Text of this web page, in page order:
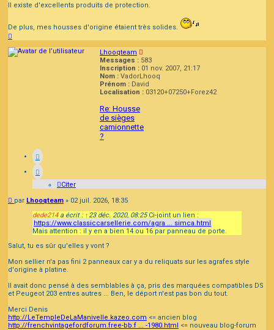
Il existe d'excellents produits de protection.
De plus, mes housses d'origine étaient très solides.
Lhooqteam
Messages : 583
Inscription : 01 nov. 2007, 21:17
Nom : VadorLhooq
Prénom : David
Localisation : 03120+07250+Forez42
Re: Housse
de sièges
camionnette
?
Citer
Message
par Lhooqteam » 02 juil. 2026, 18:35
dede214a écrit : ↑23 déc. 2020, 08:25Ci-joint un lien :
https://www.classiccarsellerie.com/agra ... simca.html
Mais attention : il y en a bien 14 ou 16 par panneau de porte.
Salut, tu es sûr qu'elles y vont ?
Mon sellier n'a pas fini 2 panneaux car y a du reliquats sur les agrafes style
d'origine à platine.
Il avait donc pensé à des semblables à ça, pris des marquées compatibles DS
et Peugeot 203 entres autres ... Ben, le déport n'est pas bon du tout.
Merci Denis
http://LeTempleDeLaManivelle.kazeo.com <= ancien blog
http://frenchvintagefordforum.free-bb.f ... -1980.html <= nouveau blog-forum